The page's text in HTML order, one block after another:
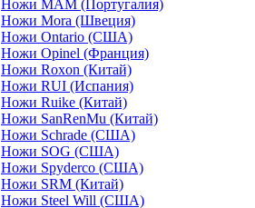
Ножи MAM (Португалия)
Ножи Mora (Швеция)
Ножи Ontario (США)
Ножи Opinel (Франция)
Ножи Roxon (Китай)
Ножи RUI (Испания)
Ножи Ruike (Китай)
Ножи SanRenMu (Китай)
Ножи Schrade (США)
Ножи SOG (США)
Ножи Spyderco (США)
Ножи SRM (Китай)
Ножи Steel Will (США)